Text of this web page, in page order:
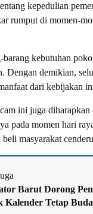
kepedulian
rumput di momen-
kebutuhan
Dengan demikian,
dari kebijakan
ini juga diharapkan
pada momen hari
masyarakat
Barut Dorong
Kalender Tetap